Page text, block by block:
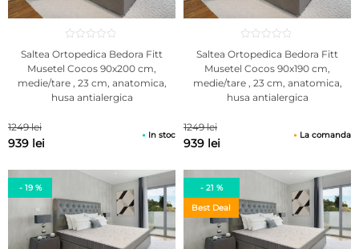
Saltea Ortopedica Bedora Fitt
Musetel Cocos 90x200 cm,
medie/tare , 23 cm, anatomica,
husa antialergica
1249 lei
939 lei
In stoc
Saltea Ortopedica Bedora Fitt
Musetel Cocos 90x190 cm,
medie/tare , 23 cm, anatomica,
husa antialergica
1249 lei
939 lei
La comanda
- 19 %
- 21 %
Best Deal